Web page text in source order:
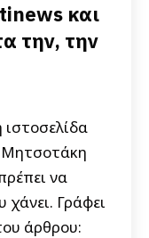
και
την, την
Μητσοτάκη
να
χάνει. Γράφει
άρθρου: